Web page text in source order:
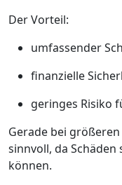
Der Vorteil:
umfassender
finanzielle
geringes Risiko
Gerade bei
sinnvoll, da
können.